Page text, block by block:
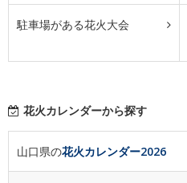
駐車場がある花火大会
花火カレンダーから探す
山口県の花火カレンダー2026